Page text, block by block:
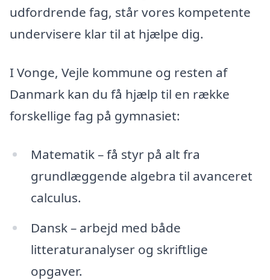
udfordrende fag, står vores kompetente
undervisere klar til at hjælpe dig.
I Vonge, Vejle kommune og resten af
Danmark kan du få hjælp til en række
forskellige fag på gymnasiet:
Matematik – få styr på alt fra
grundlæggende algebra til avanceret
calculus.
Dansk – arbejd med både
litteraturanalyser og skriftlige
opgaver.